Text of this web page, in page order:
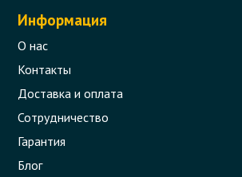
Информация
О нас
Контакты
Доставка и оплата
Сотрудничество
Гарантия
Блог